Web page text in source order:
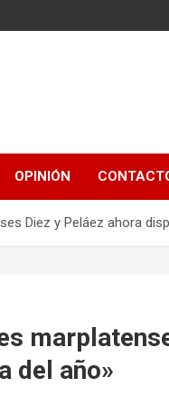
OPINIÓN
Diez y Peláez ahora
del año»